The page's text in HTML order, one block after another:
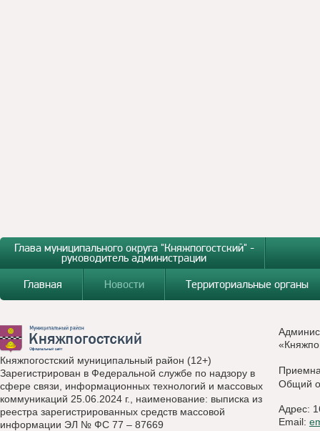
Глава муниципального округа "Княжпогостский" -
руководитель администрации
Главная
Новости Территориальные органы
Княжпогостский муниципальный район (12+)
Зарегистрирован в Федеральной службе по надзору в
сфере связи, информационных технологий и массовых
коммуникаций 25.06.2024 г., наименование: выписка из
реестра зарегистрированных средств массовой
информации ЭЛ № ФС 77 – 87669
Общий
Адрес:
Email: